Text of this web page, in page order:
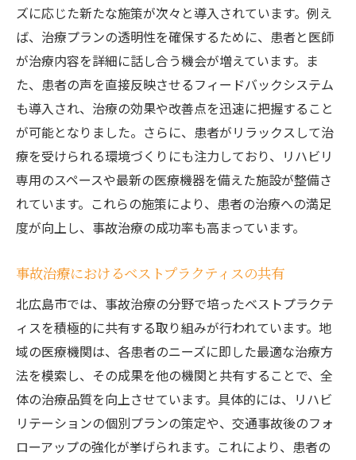
ズに応じた新たな施策が次々と導入されています。例え
ば、治療プランの透明性を確保するために、患者と医師
が治療内容を詳細に話し合う機会が増えています。ま
た、患者の声を直接反映させるフィードバックシステム
も導入され、治療の効果や改善点を迅速に把握すること
が可能となりました。さらに、患者がリラックスして治
療を受けられる環境づくりにも注力しており、リハビリ
専用のスペースや最新の医療機器を備えた施設が整備さ
れています。これらの施策により、患者の治療への満足
度が向上し、事故治療の成功率も高まっています。
事故治療におけるベストプラクティスの共有
北広島市では、事故治療の分野で培ったベストプラクテ
ィスを積極的に共有する取り組みが行われています。地
域の医療機関は、各患者のニーズに即した最適な治療方
法を模索し、その成果を他の機関と共有することで、全
体の治療品質を向上させています。具体的には、リハビ
リテーションの個別プランの策定や、交通事故後のフォ
ローアップの強化が挙げられます。これにより、患者の